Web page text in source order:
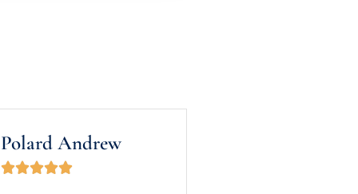
Polard Andrew
